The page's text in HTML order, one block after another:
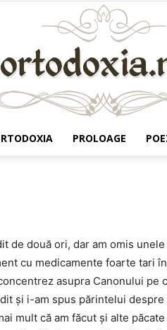
PROLOAGE
de două ori, dar am omis
cu medicamente foarte tari
asupra Canonului pe
și i-am spus părintelui
mult că am făcut și alte